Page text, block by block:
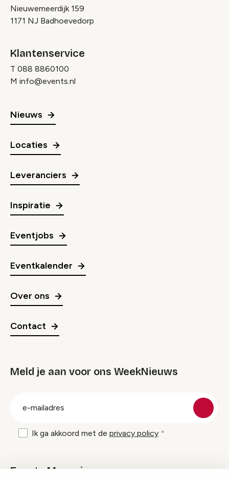
Nieuwemeerdijk 159
1171 NJ Badhoevedorp
Klantenservice
T 088 8860100
M info@events.nl
Nieuws
Locaties
Leveranciers
Inspiratie
Eventjobs
Eventkalender
Over ons
Contact
Meld je aan voor ons WeekNieuws
Ik ga akkoord met de privacy policy
Events Magazine